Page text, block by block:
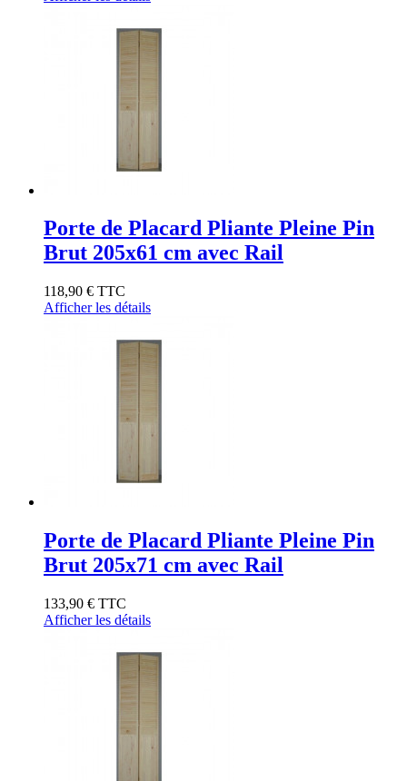
Porte de Placard Pliante Pleine Pin
Brut 205x61 cm avec Rail
118,90 € TTC
Afficher les détails
Porte de Placard Pliante Pleine Pin
Brut 205x71 cm avec Rail
133,90 € TTC
Afficher les détails